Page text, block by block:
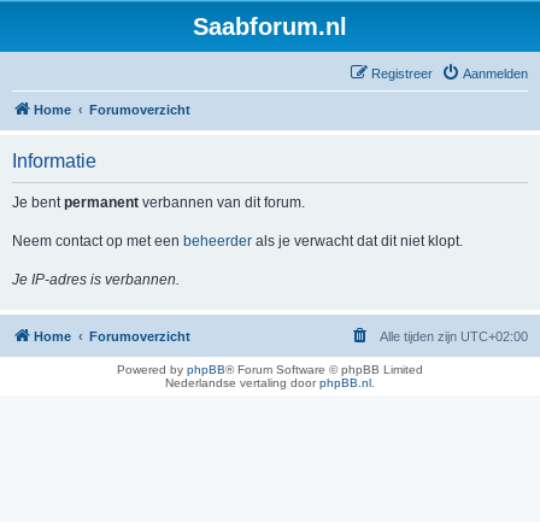
Saabforum.nl
Aanmelden
Registreer
Home Forumoverzicht
Informatie
Je bentpermanent verbannen van dit forum.
Neem contact op met een beheerder als je verwacht dat dit niet klopt.
Je IP-adres is verbannen.
Home Forumoverzicht Alle tijden zijn UTC+02:00
Powered by phpBB® Forum Software © phpBB Limited
Nederlandse vertaling doorphpBB.nl